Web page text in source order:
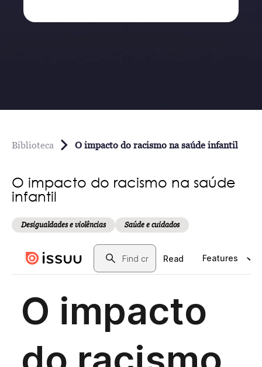
Biblioteca O impacto do racismo na saúde infantil
O impacto do racismo na saúde
infantil
Desigualdades e violências Saúde e cuidados